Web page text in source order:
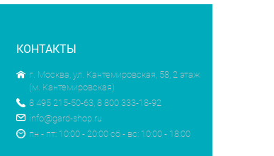
КОНТАКТЫ
г. Москва, ул. Кантемировская, 58, 2 этаж
(м. Кантемировская)
8 495 215-50-63, 8 800 333-18-92
info@gard-shop.ru
пн - пт: 10:00 - 20:00 сб - вс: 10:00 - 18:00